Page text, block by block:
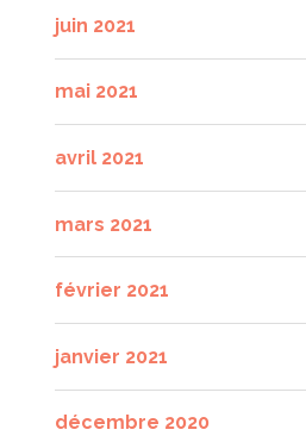
juin 2021
mai 2021
avril 2021
mars 2021
février 2021
janvier 2021
décembre 2020